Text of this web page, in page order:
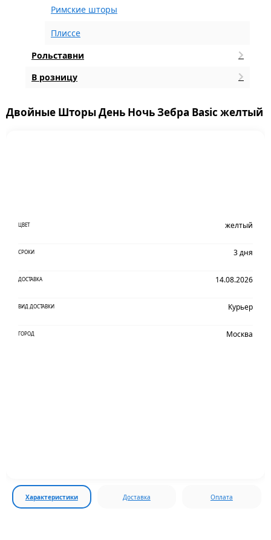
Римские шторы
Плиссе
Рольставни
В розницу
Двойные Шторы День Ночь Зебра Basic желтый
ЦВЕТ желтый
СРОКИ 3 дня
ДОСТАВКА 14.08.2026
ВИД ДОСТАВКИ Курьер
ГОРОД Москва
Характеристики Доставка Оплата